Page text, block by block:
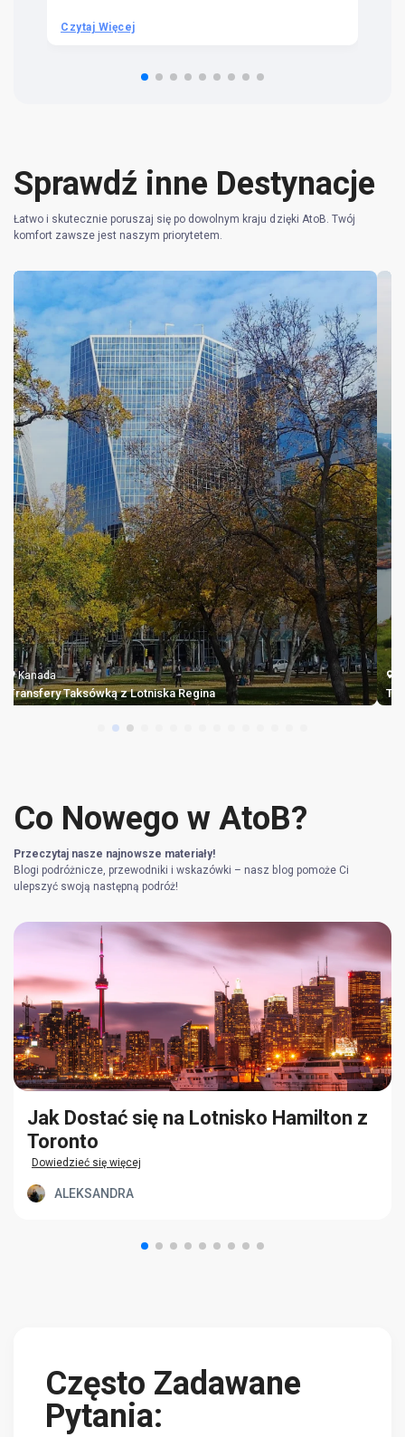
Czytaj Więcej
Sprawdź inne Destynacje
Łatwo i skutecznie poruszaj się po dowolnym kraju dzięki AtoB. Twój
komfort zawsze jest naszym priorytetem.
Kanada
Transfer Taksówką z Lotniska St. John's
Co Nowego w AtoB?
Przeczytaj nasze najnowsze materiały!
Blogi podróżnicze, przewodniki i wskazówki – nasz blog pomoże Ci
ulepszyć swoją następną podróż!
Jak Dostać się na Lotnisko Hamilton z
Toronto
Dowiedzieć się więcej
ALEKSANDRA
Często Zadawane
Pytania: